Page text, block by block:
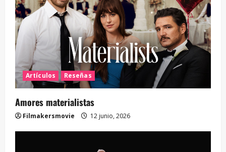
Artículos Reseñas
Amores materialistas
Filmakersmovie 12 junio, 2026